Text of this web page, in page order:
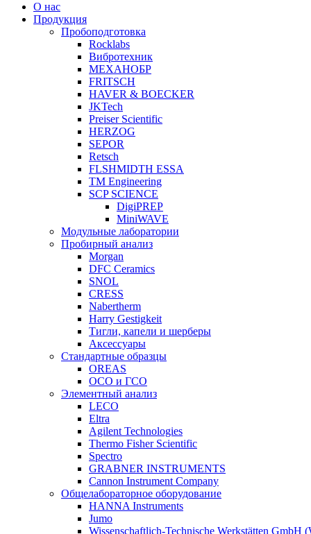
О нас
Продукция
Пробоподготовка
Rocklabs
Вибротехник
МЕХАНОБР
FRITSCH
HAVER & BOECKER
JKTech
Preiser Scientific
HERZOG
SEPOR
Retsch
FLSHMIDTH ESSA
TM Engineering
SCP SCIENCE
DigiPREP
MiniWAVE
Модульные лаборатории
Пробирный анализ
Morgan
DFC Ceramics
SNOL
CRESS
Nabertherm
Harry Gestigkeit
Тигли, капели и шерберы
Аксессуары
Стандартные образцы
OREAS
ОСО и ГСО
Элементный анализ
LECO
Eltra
Agilent Technologies
Thermo Fisher Scientific
Spectro
GRABNER INSTRUMENTS
Cannon Instrument Company
Общелабораторное оборудование
HANNA Instruments
Jumo
Wissenschaftlich-Technische Werkstätten GmbH